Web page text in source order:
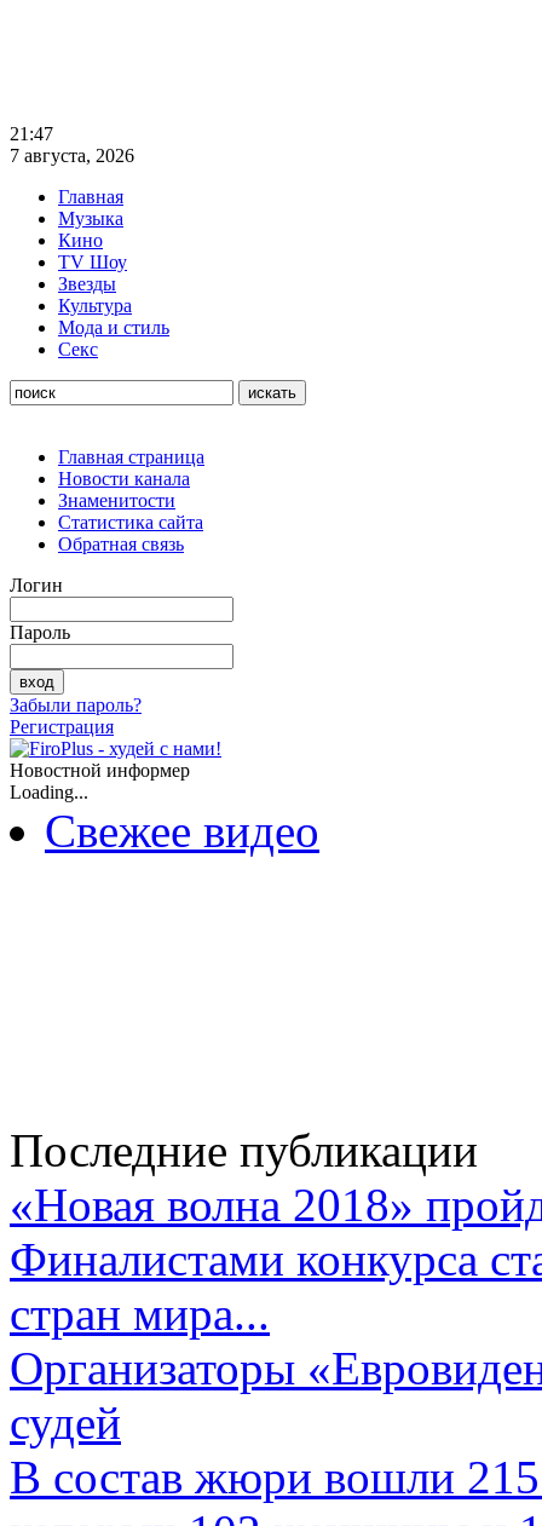
21:47
7 августа, 2026
Главная
Музыка
Кино
TV Шоу
Звезды
Культура
Мода и стиль
Секс
Главная страница
Новости канала
Знаменитости
Статистика сайта
Обратная связь
Логин
Пароль
Забыли пароль?
Регистрация
Новостной информер
Loading...
Свежее видео
Последние публикации
«Новая волна 2018»
Финалистами конкурса
стран мира...
Организаторы
судей
В состав жюри вошли 215